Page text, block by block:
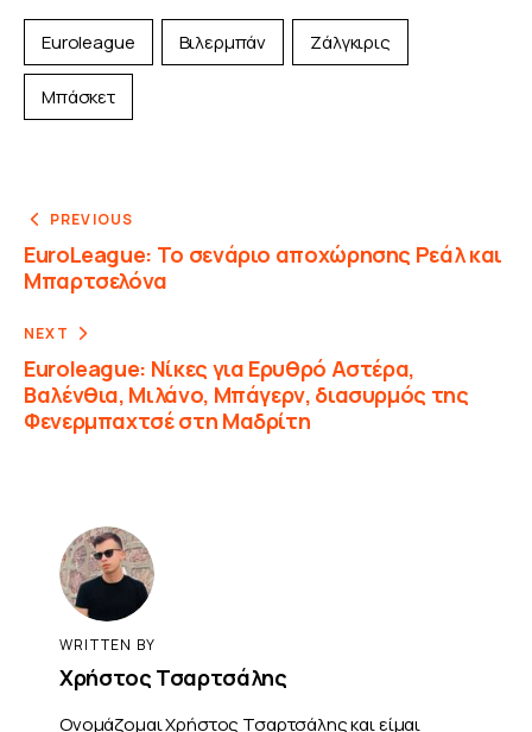
Euroleague Βιλερμπάν Ζάλγκιρις
Μπάσκετ
PREVIOUS
EuroLeague: Το σενάριο αποχώρησης Ρεάλ και
Μπαρτσελόνα
NEXT
Euroleague: Νίκες για Ερυθρό Αστέρα,
Βαλένθια, Μιλάνο, Μπάγερν, διασυρμός της
Φενερμπαχτσέ στη Μαδρίτη
WRITTEN BY
Χρήστος Τσαρτσάλης
Ονομάζομαι Χρήστος Τσαρτσάλης και είμαι